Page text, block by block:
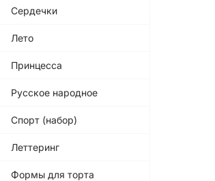
Сердечки
Лето
Принцесса
Русское народное
Спорт (набор)
Леттеринг
Формы для торта